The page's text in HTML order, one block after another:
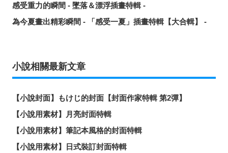
感受重力的瞬間 - 墜落＆漂浮插畫特輯 -
為今夏畫出精彩瞬間 - 「感受一夏」插畫特輯【大合輯】 -
小說相關最新文章
【小說封面】もけじ的封面【封面作家特輯 第2彈】
【小說用素材】月亮封面特輯
【小說用素材】筆記本風格的封面特輯
【小說用素材】日式裝訂封面特輯